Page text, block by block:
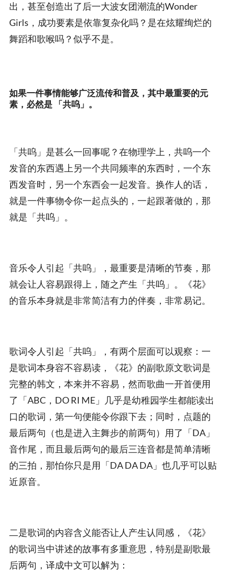
出，甚至创造出了后一大波女团潮流的Wonder
Girls，成功要素是依靠复杂化吗？是在炫耀绚烂的
舞蹈和歌喉吗？似乎不是。
如果一件事情能够广泛流传和普及，其中最重要的元
素，必然是 「共呜」。
「共呜」是甚么一回事呢？在物理学上，共呜一个
发音的东西遇上另一个共同频率的东西时，一个东
西发音时，另一个东西会一起发音。换作人的话，
就是一件事物令你一起点头的，一起跟著做的，那
就是「共呜」。
音乐令人引起「共呜」，最重要是清晰的节奏，那
就会让人容易跟得上，随之产生「共呜」。《花》
的音乐本身就是非常简洁有力的伴奏，非常易记。
歌词令人引起「共呜」，有两个层面可以观察：一
是歌词本身容不容易读，《花》的副歌原文歌词是
完整的韩文，本来并不容易，然而歌曲一开首便用
了「ABC，DO RI ME」几乎是幼稚园学生都能读出
口的歌词，第一句便能令你跟下去；同时，点题的
最后两句（也是进入主舞步的前两句）用了「DA」
音作尾，而且最后两句的最后三连音都是简单清晰
的三拍，那怕你只是用「DA DA DA」也几乎可以贴
近原音。
二是歌词的内容含义能否让人产生认同感，《花》
的歌词当中讲述的故事有多重意思，特别是副歌最
后两句，译成中文可以解为：